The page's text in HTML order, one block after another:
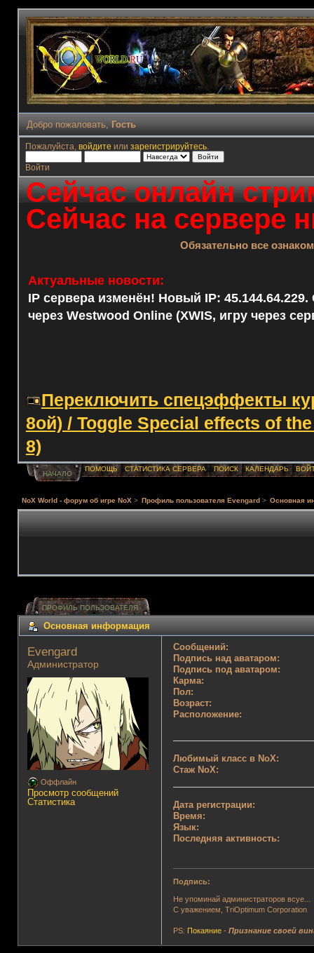
Добро пожаловать, Гость
Пожалуйста, войдите или зарегистрируйтесь.
Войти
Сейчас онлайн
Сейчас на сервере
Обязательно все
Актуальные новости:
IP сервера изменён! Новый IP: 45.144.64.229.
через Westwood Online (XWIS, игру через
Переключить спецэффекты
8ой) / Toggle Special effects of
8)
НАЧАЛО
ПОМОЩЬ СТАТИСТИКА СЕРВЕРА ПОИСК КАЛЕНДАРЬ
NoX World - форум об игре NoX > Профиль пользователя Evengard > Основная
ПРОФИЛЬ ПОЛЬЗОВАТЕЛЯ
Основная информация
Evengard
Администратор
Оффлайн
Просмотр сообщений
Статистика
Сообщений:
Подпись над аватаром:
Подпись под аватаром:
Карма:
Пол:
Возраст:
Расположение:
Любимый класс в NoX:
Стаж NoX:
Дата регистрации:
Время:
Язык:
Последняя активность:
Подпись:
Не упоминай администраторов всуе...
С уважением, TriOptimum Corporation
PS: Покаяние- Признание своей